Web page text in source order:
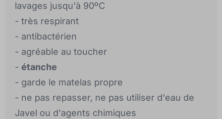
lavages jusqu'à 90ºC
- très respirant
- antibactérien
- agréable au toucher
- étanche
- garde le matelas propre
- ne pas repasser, ne pas utiliser d'eau de
Javel ou d'agents chimiques